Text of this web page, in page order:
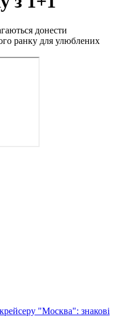
донести
ранку для улюблених
"Москва": знакові